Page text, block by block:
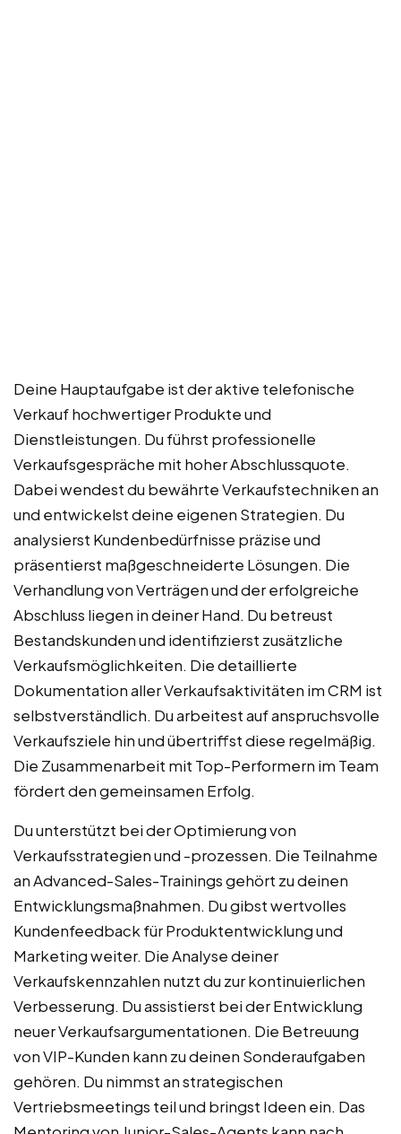
Deine Hauptaufgabe ist der aktive telefonische
Verkauf hochwertiger Produkte und
Dienstleistungen. Du führst professionelle
Verkaufsgespräche mit hoher Abschlussquote.
Dabei wendest du bewährte Verkaufstechniken an
und entwickelst deine eigenen Strategien. Du
analysierst Kundenbedürfnisse präzise und
präsentierst maßgeschneiderte Lösungen. Die
Verhandlung von Verträgen und der erfolgreiche
Abschluss liegen in deiner Hand. Du betreust
Bestandskunden und identifizierst zusätzliche
Verkaufsmöglichkeiten. Die detaillierte
Dokumentation aller Verkaufsaktivitäten im CRM ist
selbstverständlich. Du arbeitest auf anspruchsvolle
Verkaufsziele hin und übertriffst diese regelmäßig.
Die Zusammenarbeit mit Top-Performern im Team
fördert den gemeinsamen Erfolg.
Du unterstützt bei der Optimierung von
Verkaufsstrategien und -prozessen. Die Teilnahme
an Advanced-Sales-Trainings gehört zu deinen
Entwicklungsmaßnahmen. Du gibst wertvolles
Kundenfeedback für Produktentwicklung und
Marketing weiter. Die Analyse deiner
Verkaufskennzahlen nutzt du zur kontinuierlichen
Verbesserung. Du assistierst bei der Entwicklung
neuer Verkaufsargumentationen. Die Betreuung
von VIP-Kunden kann zu deinen Sonderaufgaben
gehören. Du nimmst an strategischen
Vertriebsmeetings teil und bringst Ideen ein. Das